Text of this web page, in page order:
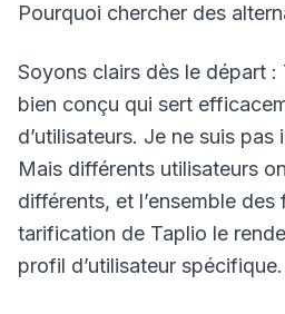
Pourquoi chercher des
Soyons clairs dès le départ
bien conçu qui sert
d’utilisateurs. Je ne suis pas
Mais différents utilisateurs
différents, et l’ensemble
tarification de Taplio le
profil d’utilisateur spécifique.